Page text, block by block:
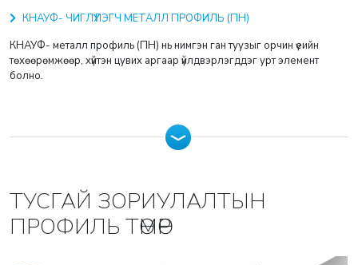
КНАУФ- ЧИГЛҮҮЛЭГЧ МЕТАЛЛ ПРОФИЛЬ (ПН)
КНАУФ- металл профиль (ПН) нь нимгэн ган туузыг орчин үеийн
төхөөрөмжөөр, хүйтэн цувих аргаар үйлдвэрлэгддэг урт элемент
болно.
ТУСГАЙ ЗОРИУЛАЛТЫН
ПРОФИЛЬ ТӨМӨР